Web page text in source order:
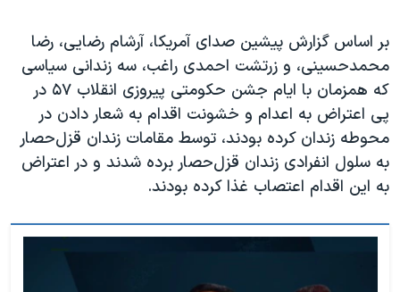
بر اساس گزارش پیشین صدای آمریکا، آرشام رضایی، رضا
محمدحسینی، و زرتشت احمدی راغب، سه زندانی سیاسی
که همزمان با ایام جشن حکومتی پیروزی انقلاب ۵۷ در
پی اعتراض به اعدام و خشونت اقدام به شعار دادن در
محوطه زندان کرده بودند، توسط مقامات زندان قزل‌حصار
به سلول انفرادی زندان قزل‌حصار برده شدند و در اعتراض
به این اقدام اعتصاب غذا کرده بودند.